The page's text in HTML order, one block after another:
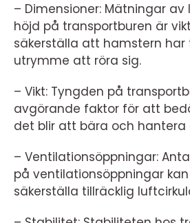
– Dimensioner: Mätningar
höjd på transportburen är
säkerställa att hamstern
utrymme att röra sig.
– Vikt: Tyngden på
avgörande faktor för att
det blir att bära och hantera
– Ventilationsöppningar:
på ventilationsöppningar
säkerställa tillräcklig